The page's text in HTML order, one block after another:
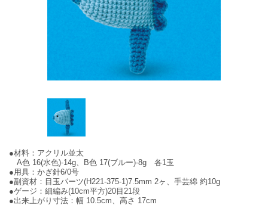
●材料：アクリル並太
A色 16(水色)-14g、B色 17(ブルー)-8g 各1玉
●用具：かぎ針6/0号
●副資材：目玉パーツ(H221-375-1)7.5mm 2ヶ、手芸綿 約10g
●ゲージ：細編み(10cm平方)20目21段
●出来上がり寸法：幅 10.5cm、高さ 17cm